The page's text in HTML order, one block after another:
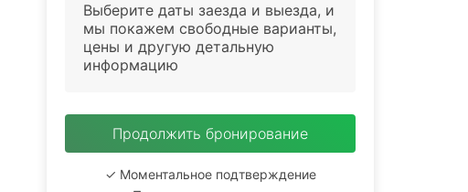
Выберите даты заезда и выезда, и
мы покажем свободные варианты,
цены и другую детальную
информацию
Продолжить бронирование
✓ Моментальное подтверждение